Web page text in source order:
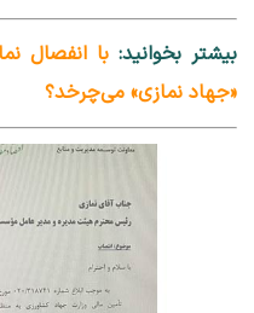
بیشتر بخوانید: با انفصال
«جهاد نمازی» می‌چرخد؟